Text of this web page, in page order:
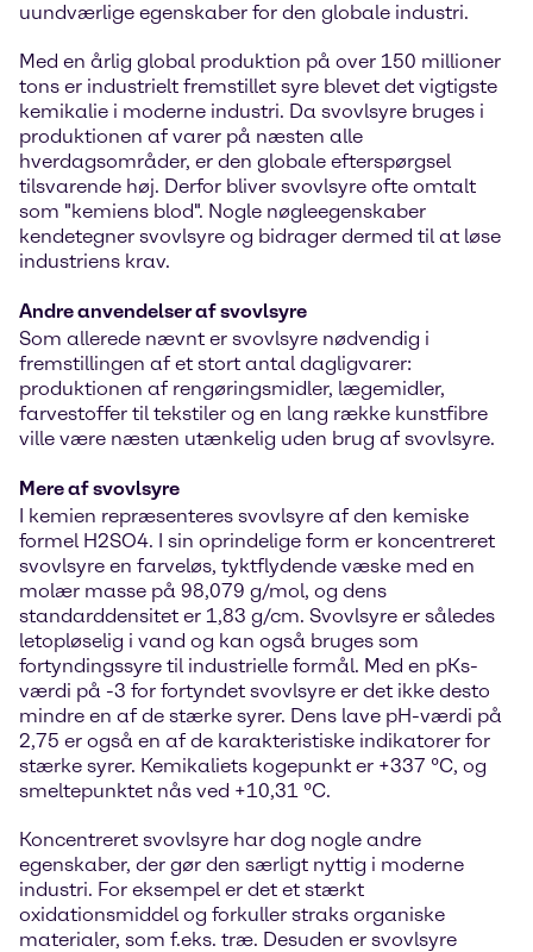
uundværlige egenskaber for den globale industri.
Med en årlig global produktion på over 150 millioner
tons er industrielt fremstillet syre blevet det vigtigste
kemikalie i moderne industri. Da svovlsyre bruges i
produktionen af varer på næsten alle
hverdagsområder, er den globale efterspørgsel
tilsvarende høj. Derfor bliver svovlsyre ofte omtalt
som "kemiens blod". Nogle nøgleegenskaber
kendetegner svovlsyre og bidrager dermed til at løse
industriens krav.
Andre anvendelser af svovlsyre
Som allerede nævnt er svovlsyre nødvendig i
fremstillingen af et stort antal dagligvarer:
produktionen af rengøringsmidler, lægemidler,
farvestoffer til tekstiler og en lang række kunstfibre
ville være næsten utænkelig uden brug af svovlsyre.
Mere af svovlsyre
I kemien repræsenteres svovlsyre af den kemiske
formel H2SO4. I sin oprindelige form er koncentreret
svovlsyre en farveløs, tyktflydende væske med en
molær masse på 98,079 g/mol, og dens
standarddensitet er 1,83 g/cm. Svovlsyre er således
letopløselig i vand og kan også bruges som
fortyndingssyre til industrielle formål. Med en pKs-
værdi på -3 for fortyndet svovlsyre er det ikke desto
mindre en af de stærke syrer. Dens lave pH-værdi på
2,75 er også en af de karakteristiske indikatorer for
stærke syrer. Kemikaliets kogepunkt er +337 °C, og
smeltepunktet nås ved +10,31 °C.
Koncentreret svovlsyre har dog nogle andre
egenskaber, der gør den særligt nyttig i moderne
industri. For eksempel er det et stærkt
oxidationsmiddel og forkuller straks organiske
materialer, som f.eks. træ. Desuden er svovlsyre